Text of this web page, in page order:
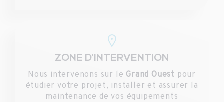
ZONE D’INTERVENTION
Nous intervenons sur le Grand Ouest pour
étudier votre projet, installer et assurer la
maintenance de vos équipements